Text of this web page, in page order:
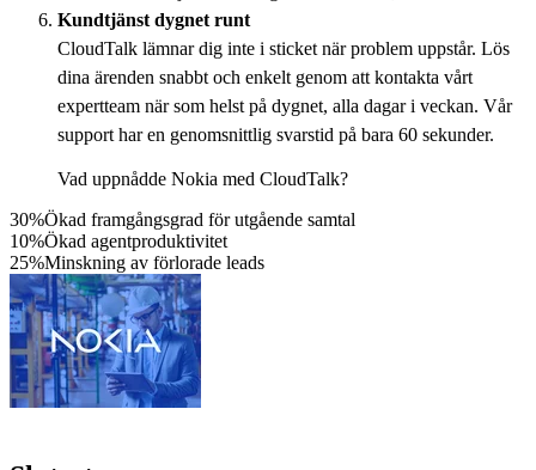
Kundtjänst dygnet runt
CloudTalk lämnar dig inte i sticket när problem uppstår. Lös
dina ärenden snabbt och enkelt genom att kontakta vårt
expertteam när som helst på dygnet, alla dagar i veckan. Vår
support har en genomsnittlig svarstid på bara 60 sekunder.
Vad uppnådde Nokia med CloudTalk?
30%Ökad framgångsgrad för utgående samtal
10%Ökad agentproduktivitet
25%Minskning av förlorade leads